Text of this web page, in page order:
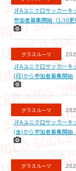
JFAユニクロサッカー
参加者募集開始（1/30更
グラスルーツ
JFAユニクロサッカー
(月)から参加者募集開始
グラスルーツ
JFAユニクロサッカー
(金)から参加者募集開始
グラスルーツ